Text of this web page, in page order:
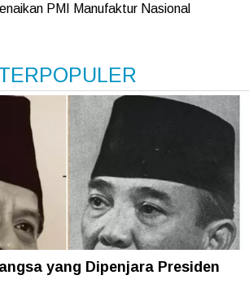
PMI Manufaktur Nasional
yang Dipenjara Presiden